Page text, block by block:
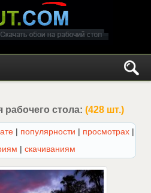
рабочего стола: (428 шт.)
| популярности | просмотрах |
| скачиваниям